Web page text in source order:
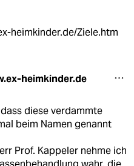
heimkinder.de/Ziele.htm
heimkinder.de
diese verdammte
beim Namen genannt
Prof. Kappeler nehme ich